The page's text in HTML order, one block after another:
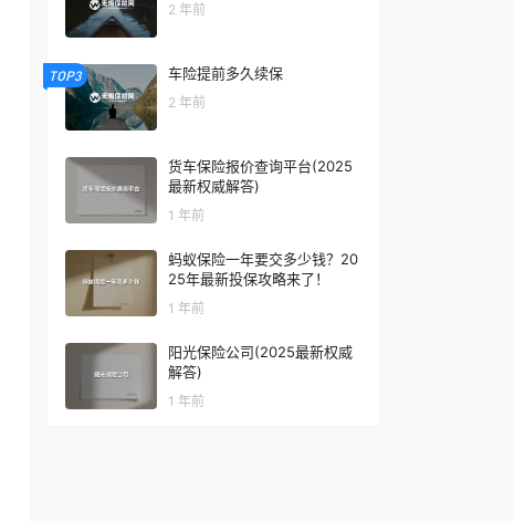
2 年前
TOP3 车险提前多久续保
2 年前
货车保险报价查询平台(2025
最新权威解答)
1 年前
蚂蚁保险一年要交多少钱？20
25年最新投保攻略来了！
1 年前
阳光保险公司(2025最新权威
解答)
1 年前